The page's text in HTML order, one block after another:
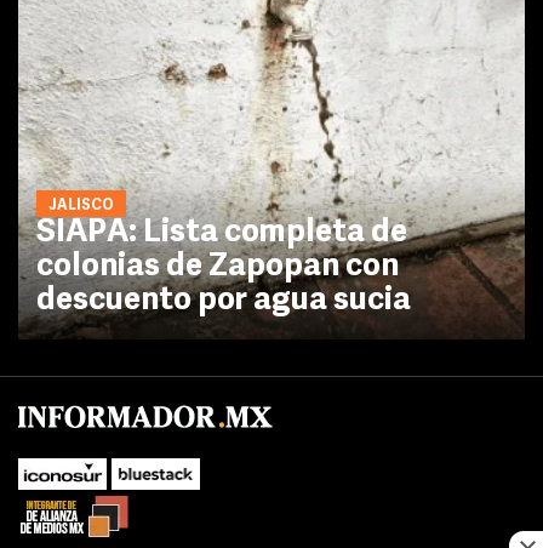
JALISCO
SIAPA: Lista completa de
colonias de Zapopan con
descuento por agua sucia